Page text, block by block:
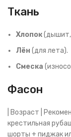
Ткань
Хлопок(дышит,
Лён (для лета).
Смеска
Фасон
| Возраст |
крестильная
шорты + пиджак